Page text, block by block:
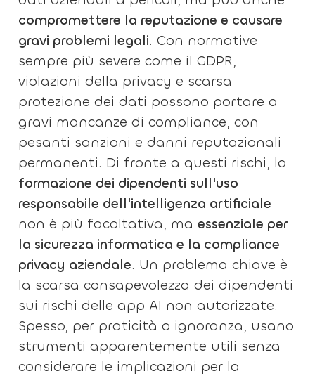
compromettere la reputazione e causare
gravi problemi legali. Con normative
sempre più severe come il GDPR,
violazioni della privacy e scarsa
protezione dei dati possono portare a
gravi mancanze di compliance, con
pesanti sanzioni e danni reputazionali
permanenti. Di fronte a questi rischi, la
formazione dei dipendenti sull'uso
responsabile dell'intelligenza artificiale
non è più facoltativa, maessenziale per
la sicurezza informatica e la compliance
privacy aziendale. Un problema chiave è
la scarsa consapevolezza dei dipendenti
sui rischi delle app AI non autorizzate.
Spesso, per praticità o ignoranza, usano
strumenti apparentemente utili senza
considerare le implicazioni per la